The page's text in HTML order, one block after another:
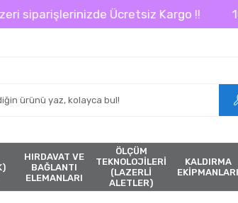
Ücretsiz Kargo !!
HIRDAVAT VE
BAĞLANTI
ELEMANLARI
ÖLÇÜM
TEKNOLOJİLERİ
(LAZERLİ
ALETLER)
KALDIRMA
EKİPMANLARI